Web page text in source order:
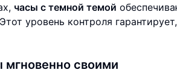
часы с темной темой
уровень контроля
мгновенно своими